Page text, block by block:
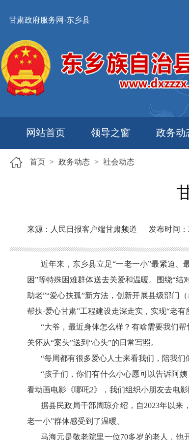
甘肃政府服务网·东乡县
网站首页 领导之窗 政务动
首页 > 政务动态 > 社会动态
来源：人民日报客户端甘肃频道 发布时间：
近年来，东乡县立足“一老一小”最紧迫、
困”等特殊困难群体送去关爱和温暖。围绕“结
助老”“爱心扶孤”新方法，创新开展县级部门
帮扶·爱心甘肃”工程建设走深走实，实现“老有
“大爷，最近身体怎么样？有啥需要我们
关怀从“案头”送到“心头”的日常写照。
“每周都有很多爱心人士来看我们，陪我
“孩子们，你们有什么小心愿可以告诉阿
看动画电影《哪吒2》，我们组织小朋友去电
据县民政局干部周琼介绍，自2023年以来
老一小”群体感受到了温暖。
马海元是敬老院里一位70多岁的老人，他